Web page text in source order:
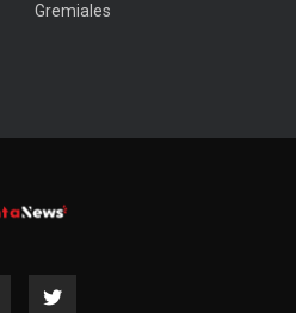
Gremiales